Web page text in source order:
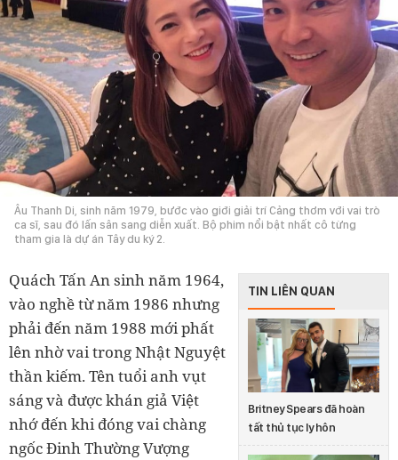
Âu Thanh Di, sinh năm 1979, bước vào giới giải trí Cảng thơm với vai trò
ca sĩ, sau đó lấn sân sang diễn xuất. Bộ phim nổi bật nhất cô từng
tham gia là dự án Tây du ký 2.
TIN LIÊN QUAN
Britney Spears đã hoàn
tất thủ tục ly hôn
Quách Tấn An sinh năm 1964,
vào nghề từ năm 1986 nhưng
phải đến năm 1988 mới phất
lên nhờ vai trong Nhật Nguyệt
thần kiếm. Tên tuổi anh vụt
sáng và được khán giả Việt
nhớ đến khi đóng vai chàng
ngốc Đinh Thường Vượng